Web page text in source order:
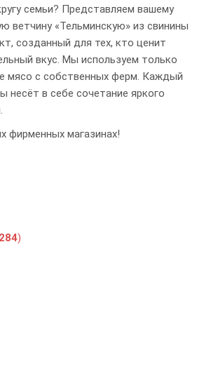
семьи? Представляем вашему
ветчину «Тельминскую» из свинины
созданный для тех, кто ценит
вкус. Мы используем только
мясо с собственных ферм. Каждый
несёт в себе сочетание яркого
фирменных магазинах!
284)